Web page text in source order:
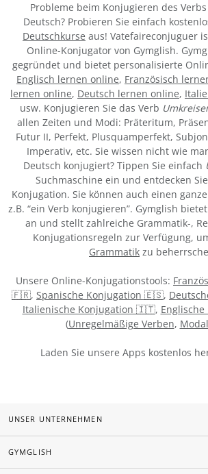
Probleme beim Konjugieren des Verbs
Deutsch? Probieren Sie einfach
Deutschkurse aus! Vatefaireconjuguer
Online-Konjugator von Gymglish.
gegründet und bietet personalisierte
Englisch lernen online, Französisch
lernen online, Deutsch lernen online,
usw. Konjugieren Sie das Verb
allen Zeiten und Modi: Präteritum,
Futur II, Perfekt, Plusquamperfekt,
Imperativ, etc. Sie wissen nicht wie
Deutsch konjugiert? Tippen Sie einfach
Suchmaschine ein und entdecken
Konjugation. Sie können auch einen
z.B. “ein Verb konjugieren”. Gymglish
an und stellt zahlreiche Grammatik-,
Konjugationsregeln zur Verfügung,
Grammatik zu
Unsere Online-Konjugationstools:
🇫🇷, Spanische Konjugation 🇪🇸,
Italienische Konjugation 🇮🇹,
(Unregelmäßige Verben,
Laden Sie unsere Apps kostenlos
UNSER UNTERNEHMEN
GYMGLISH